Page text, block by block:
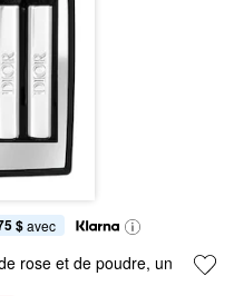
$ avec
rose et de poudre, un